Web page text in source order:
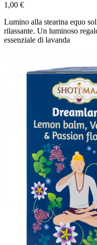
1,00 €
Lumino alla stearina equo
rilassante. Un luminoso
essenziale di lavanda